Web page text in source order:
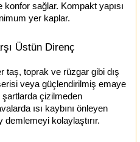
sağlar. Kompakt yapısı
yer kaplar.
Üstün Direnç
taş, toprak ve rüzgar gibi dış
veya güçlendirilmiş emaye
şartlarda çizilmeden
ısı kaybını önleyen
demlemeyi kolaylaştırır.